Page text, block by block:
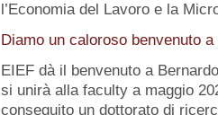
l’Economia del Lavoro e la
Diamo un caloroso benvenuto
EIEF dà il benvenuto a
si unirà alla faculty a maggio
conseguito un dottorato di